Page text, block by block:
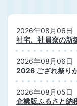
2026年08月06日
社宅、社員寮の新
2026年08月06日
2026 ござれ祭り
2026年08月05日
企業版ふるさと納